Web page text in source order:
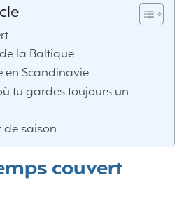
la Baltique
en Scandinavie
tu gardes toujours un
saison
couvert